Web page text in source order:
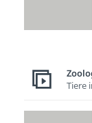
Tiere